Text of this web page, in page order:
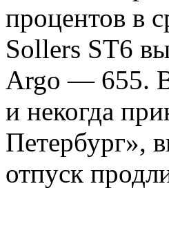
процентов в
Sollers ST6
Argo — 655.
и некогда
Петербург»,
отпуск